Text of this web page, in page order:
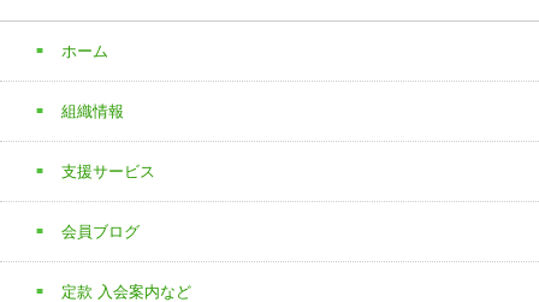
ホーム
組織情報
支援サービス
会員ブログ
定款 入会案内など